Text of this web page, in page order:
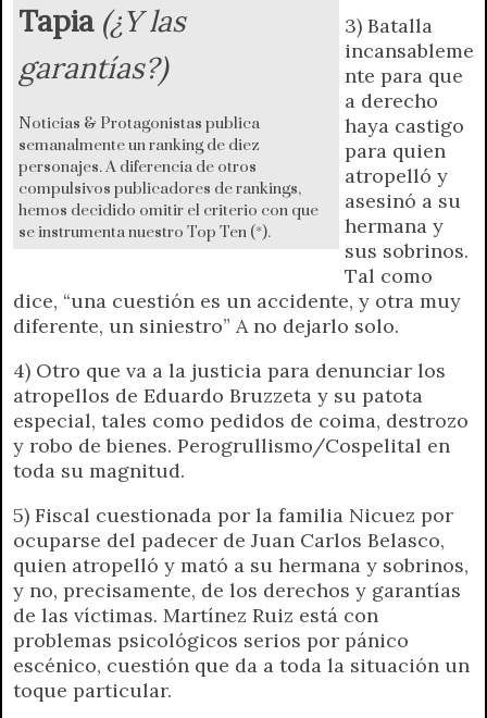
Tapia(¿Y las
garantías?)
Noticias & Protagonistas publica
semanalmente un ranking de diez
personajes. A diferencia de otros
compulsivos publicadores de rankings,
hemos decidido omitir el criterio con que
se instrumenta nuestro Top Ten (*).
3) Batalla
incansableme
nte para que
a derecho
haya castigo
para quien
atropelló y
asesinó a su
hermana y
sus sobrinos.
Tal como
dice, “una cuestión es un accidente, y otra muy
diferente, un siniestro” A no dejarlo solo.
4) Otro que va a la justicia para denunciar los
atropellos de Eduardo Bruzzeta y su patota
especial, tales como pedidos de coima, destrozo
y robo de bienes. Perogrullismo/Cospelital en
toda su magnitud.
5) Fiscal cuestionada por la familia Nicuez por
ocuparse del padecer de Juan Carlos Belasco,
quien atropelló y mató a su hermana y sobrinos,
y no, precisamente, de los derechos y garantías
de las víctimas. Martínez Ruiz está con
problemas psicológicos serios por pánico
escénico, cuestión que da a toda la situación un
toque particular.